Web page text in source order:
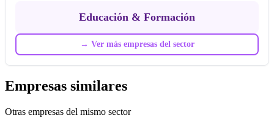
Educación & Formación
→ Ver más empresas del sector
Empresas similares
Otras empresas del mismo sector